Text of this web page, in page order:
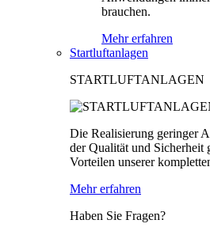
brauchen.
Mehr erfahren
Startluftanlagen
STARTLUFTANLAGEN
Die Realisierung geringer
der Qualität und Sicherheit
Vorteilen unserer
Mehr erfahren
Haben Sie Fragen?